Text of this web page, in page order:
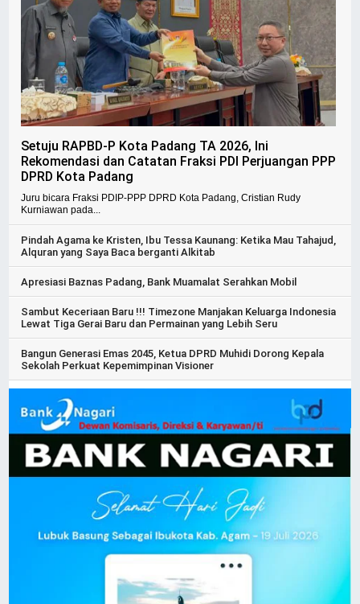
Setuju RAPBD-P Kota Padang TA 2026, Ini
Rekomendasi dan Catatan Fraksi PDI Perjuangan PPP
DPRD Kota Padang
Juru bicara Fraksi PDIP-PPP DPRD Kota Padang, Cristian Rudy
Kurniawan pada...
Pindah Agama ke Kristen, Ibu Tessa Kaunang: Ketika Mau Tahajud,
Alquran yang Saya Baca berganti Alkitab
Apresiasi Baznas Padang, Bank Muamalat Serahkan Mobil
Sambut Keceriaan Baru !!! Timezone Manjakan Keluarga Indonesia
Lewat Tiga Gerai Baru dan Permainan yang Lebih Seru
Bangun Generasi Emas 2045, Ketua DPRD Muhidi Dorong Kepala
Sekolah Perkuat Kepemimpinan Visioner